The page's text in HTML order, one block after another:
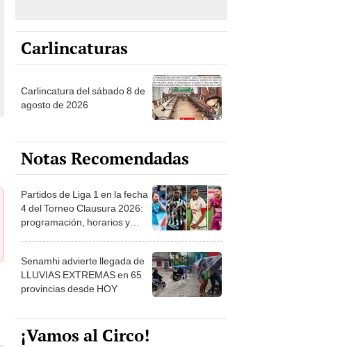
Carlincaturas
Carlincatura del sábado 8 de
agosto de 2026
Notas Recomendadas
Partidos de Liga 1 en la fecha
4 del Torneo Clausura 2026:
programación, horarios y
Senamhi advierte llegada de
LLUVIAS EXTREMAS en 65
provincias desde HOY
¡Vamos al Circo!